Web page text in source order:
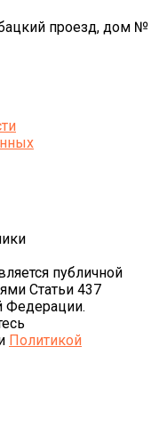
проезд, дом №
публичной
Статьи 437
Федерации.
Политикой